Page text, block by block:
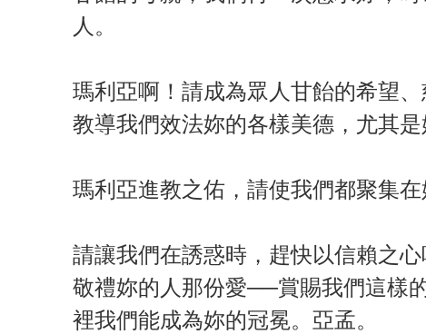
人。
瑪利亞啊！請成為眾人甘飴的希望
教導我們效法妳的各樣美德，尤其
瑪利亞進教之佑，請使我們都聚集在
請讓我們在誘惑時，趕快以信賴之
敬禮妳的人那份愛──賞賜我們這樣
裡我們能成為妳的冠冕。亞孟。